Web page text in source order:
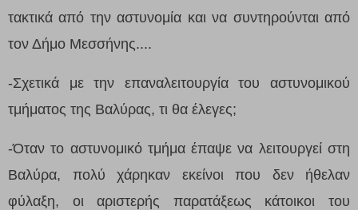
τακτικά από την αστυνομία και να συντηρούνται από
τον Δήμο Μεσσήνης....
-Σχετικά με την επαναλειτουργία του αστυνομικού
τμήματος της Βαλύρας, τι θα έλεγες;
-Όταν το αστυνομικό τμήμα έπαψε να λειτουργεί στη
Βαλύρα, πολύ χάρηκαν εκείνοι που δεν ήθελαν
φύλαξη, οι αριστερής παρατάξεως κάτοικοι του